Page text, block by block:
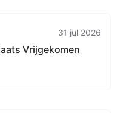
31 jul 2026
Vrijgekomen